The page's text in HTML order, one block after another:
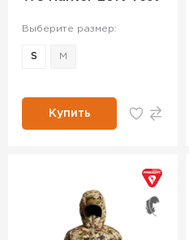
Выберите размер:
S M
Купить